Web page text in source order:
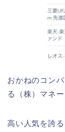
おかねのコン
る（株）マネ
高い人気を誇